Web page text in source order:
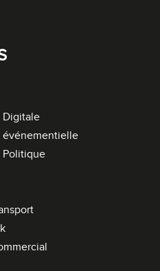
Digitale
événementielle
Politique